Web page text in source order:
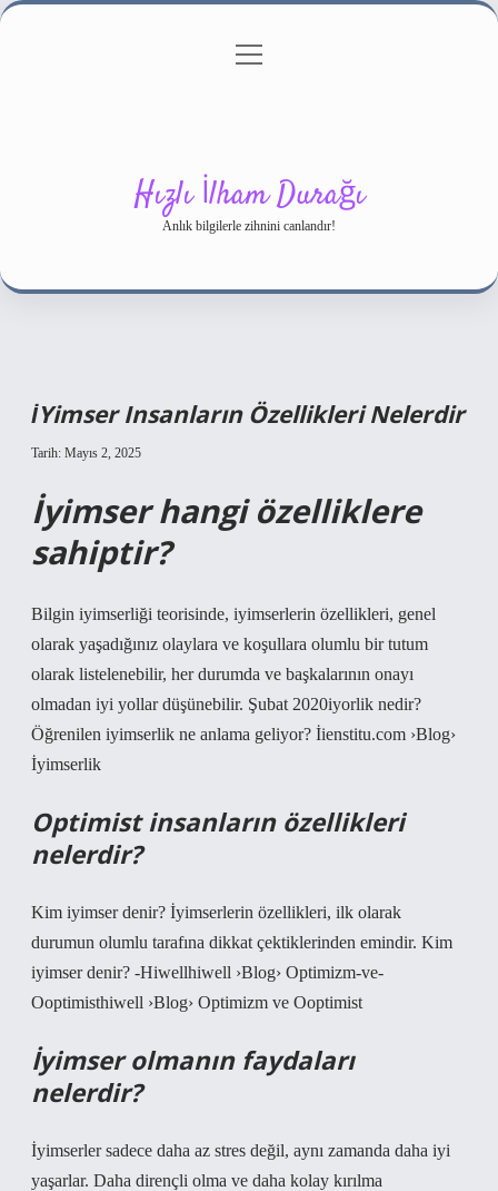
Gizlilik Politikası
menüyü
Hızlı İlham Durağı
Anlık bilgilerle zihnini canlandır!
İYimser Insanların Özellikleri Nelerdir
Tarih: Mayıs 2, 2025
İyimser hangi özelliklere
sahiptir?
Bilgin iyimserliği teorisinde, iyimserlerin özellikleri, genel
olarak yaşadığınız olaylara ve koşullara olumlu bir tutum
olarak listelenebilir, her durumda ve başkalarının onayı
olmadan iyi yollar düşünebilir. Şubat 2020iyorlik nedir?
Öğrenilen iyimserlik ne anlama geliyor? İienstitu.com ›Blog›
İyimserlik
Optimist insanların özellikleri
nelerdir?
Kim iyimser denir? İyimserlerin özellikleri, ilk olarak
durumun olumlu tarafına dikkat çektiklerinden emindir. Kim
iyimser denir? -Hiwellhiwell ›Blog› Optimizm-ve-
Ooptimisthiwell ›Blog› Optimizm ve Ooptimist
İyimser olmanın faydaları
nelerdir?
İyimserler sadece daha az stres değil, aynı zamanda daha iyi
yaşarlar. Daha dirençli olma ve daha kolay kırılma